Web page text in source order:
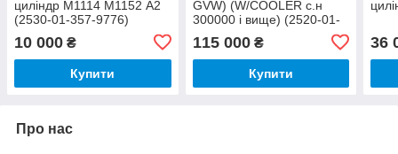
циліндр М1114 М1152 А2
(2530-01-357-9776)
10 000 ₴
Купити
GVW) (W/COOLER с.н
300000 і вище) (2520-01-
115 000₴
Купити
36
Про нас